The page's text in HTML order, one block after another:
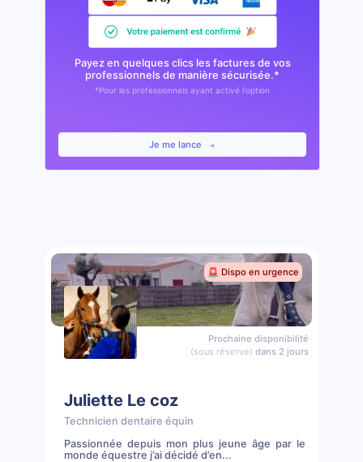
Payez en quelques clics les factures de vos
professionnels de manière sécurisée.*
*Pour les professionnels ayant activé l'option
Je me lance
🚨 Dispo en urgence
Prochaine disponibilité
(sous réserve) dans 2 jours
Juliette Le coz
Technicien dentaire équin
Passionnée depuis mon plus jeune âge par le
monde équestre j’ai décidé d’en...